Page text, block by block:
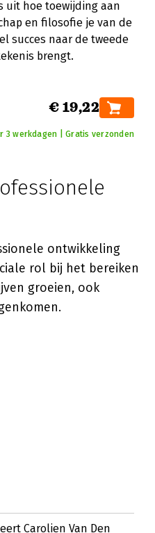
uit hoe toewijding aan
en filosofie je van de
succes naar de tweede
brengt.
€ 19,22
3 werkdagen | Gratis verzonden
ontwikkeling
rol bij het bereiken
groeien, ook
Carolien Van Den